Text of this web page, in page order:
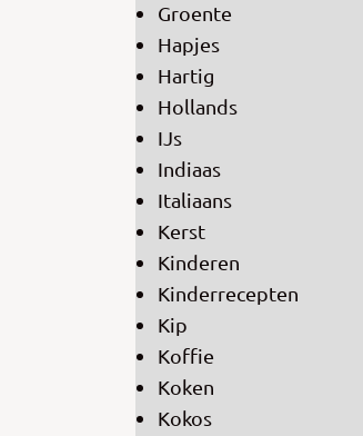
Groente
Hapjes
Hartig
Hollands
IJs
Indiaas
Italiaans
Kerst
Kinderen
Kinderrecepten
Kip
Koffie
Koken
Kokos